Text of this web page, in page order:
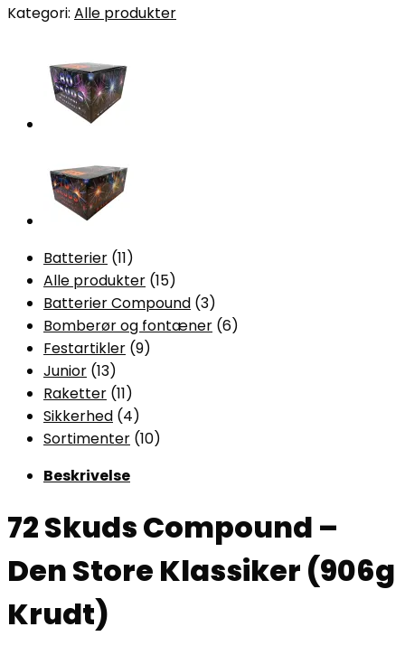
Kategori: Alle produkter
Batterier 1111
varer
Alle produkter 1515
varer
Batterier Compound 33
varer
Bomberør og fontæner 66
Festartikler 99
Junior 1313
varer
Raketter 1111
varer
Sikkerhed 44
varer
Sortimenter 1010
Beskrivelse
72 Skuds Compound –
Den Store Klassiker (906g
Krudt)